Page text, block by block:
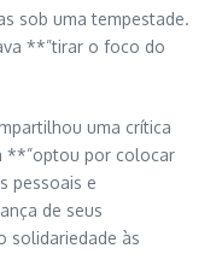
sob uma tempestade.
**”tirar o foco do
uma crítica
**”optou por colocar
pessoais e
de seus
solidariedade às